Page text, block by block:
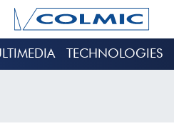
TECHNOLOGIES